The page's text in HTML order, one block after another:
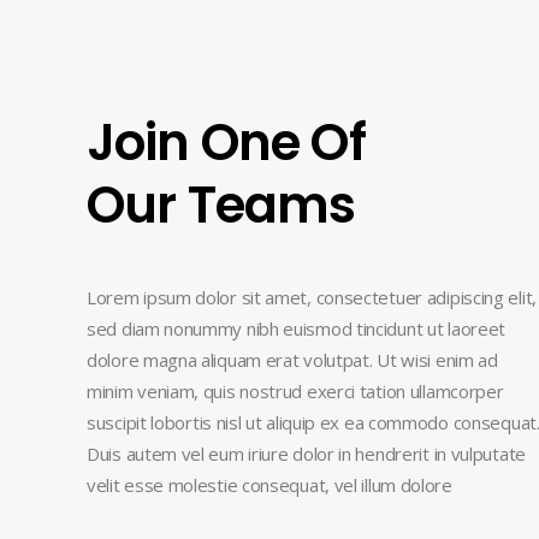
Join One Of
Our Teams
Lorem ipsum dolor sit amet, consectetuer adipiscing elit,
sed diam nonummy nibh euismod tincidunt ut laoreet
dolore magna aliquam erat volutpat. Ut wisi enim ad
minim veniam, quis nostrud exerci tation ullamcorper
suscipit lobortis nisl ut aliquip ex ea commodo consequat.
Duis autem vel eum iriure dolor in hendrerit in vulputate
velit esse molestie consequat, vel illum dolore